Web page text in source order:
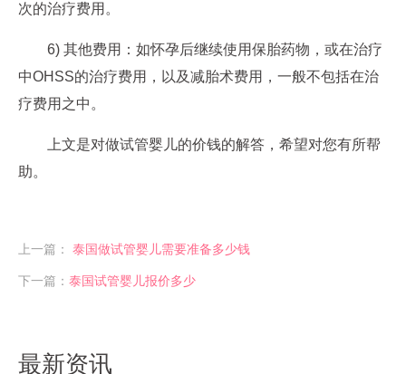
次的治疗费用。
6) 其他费用：如怀孕后继续使用保胎药物，或在治疗
中OHSS的治疗费用，以及减胎术费用，一般不包括在治
疗费用之中。
上文是对做试管婴儿的价钱的解答，希望对您有所帮
助。
上一篇： 泰国做试管婴儿需要准备多少钱
下一篇： 泰国试管婴儿报价多少
最新资讯